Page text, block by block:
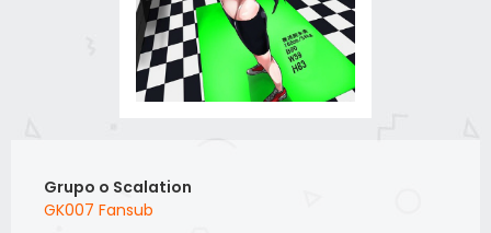
Grupo o Scalation
GK007 Fansub